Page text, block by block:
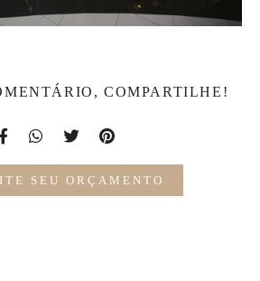
COMPARTILHE!
SEU ORÇAMENTO